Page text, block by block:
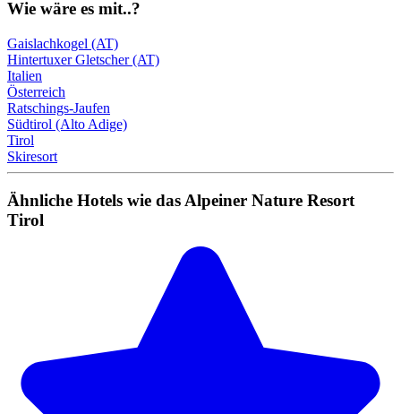
Wie wäre es mit..?
Gaislachkogel (AT)
Hintertuxer Gletscher (AT)
Italien
Österreich
Ratschings-Jaufen
Südtirol (Alto Adige)
Tirol
Skiresort
Ähnliche Hotels wie das Alpeiner Nature Resort
Tirol